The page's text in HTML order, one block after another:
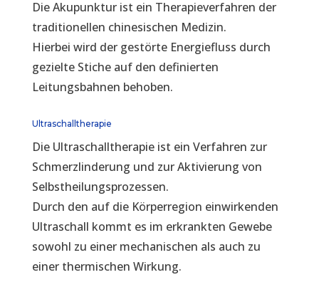
Die Akupunktur ist ein Therapieverfahren der
traditionellen chinesischen Medizin.
Hierbei wird der gestörte Energiefluss durch
gezielte Stiche auf den definierten
Leitungsbahnen behoben.
Ultraschalltherapie
Die Ultraschalltherapie ist ein Verfahren zur
Schmerzlinderung und zur Aktivierung von
Selbstheilungsprozessen.
Durch den auf die Körperregion einwirkenden
Ultraschall kommt es im erkrankten Gewebe
sowohl zu einer mechanischen als auch zu
einer thermischen Wirkung.